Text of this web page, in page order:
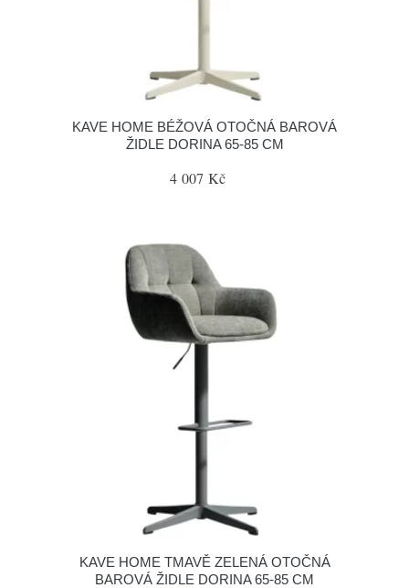
KAVE HOME BÉŽOVÁ OTOČNÁ BAROVÁ
ŽIDLE DORINA 65-85 CM
4 007 Kč
KAVE HOME TMAVĚ ZELENÁ OTOČNÁ
BAROVÁ ŽIDLE DORINA 65-85 CM